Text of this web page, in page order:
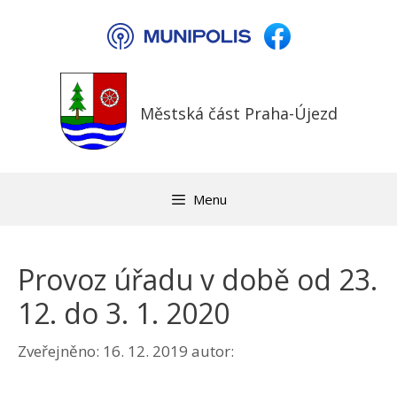
Městská část Praha-Újezd
Menu
Provoz úřadu v době od 23.
12. do 3. 1. 2020
Zveřejněno: 16. 12. 2019 autor: